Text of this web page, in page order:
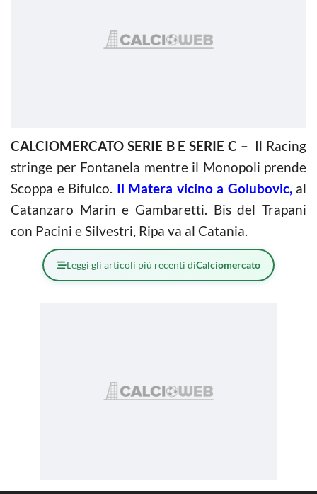
CALCIOMERCATO SERIE B E SERIE C – Il Racing
stringe per Fontanela mentre il Monopoli prende
Scoppa e Bifulco. Il Matera vicino a Golubovic, al
Catanzaro Marin e Gambaretti. Bis del Trapani
con Pacini e Silvestri, Ripa va al Catania.
Leggi gli articoli più recenti diCalciomercato